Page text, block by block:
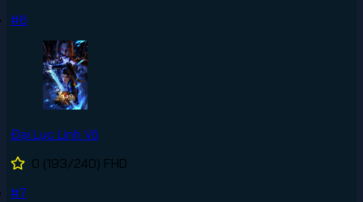
#6
Đại Lục Linh Võ
0 (193/240) FHD
#7